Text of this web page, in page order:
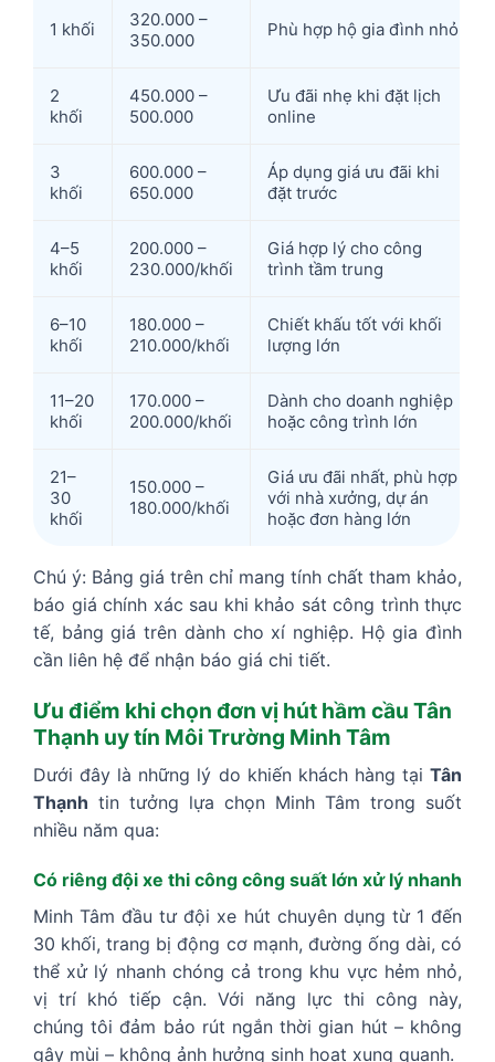
1 khối
320.000 –
350.000
Phù hợp hộ gia đình nhỏ
2
khối
450.000 –
500.000
Ưu đãi nhẹ khi đặt lịch
online
3
khối
600.000 –
650.000
Áp dụng giá ưu đãi khi
đặt trước
4–5
khối
200.000 –
230.000/khối
Giá hợp lý cho công
trình tầm trung
6–10
khối
180.000 –
210.000/khối
Chiết khấu tốt với khối
lượng lớn
11–20
khối
170.000 –
200.000/khối
Dành cho doanh nghiệp
hoặc công trình lớn
21–
30
khối
150.000 –
180.000/khối
Giá ưu đãi nhất, phù hợp
với nhà xưởng, dự án
hoặc đơn hàng lớn
Chú ý: Bảng giá trên chỉ mang tính chất tham khảo,
báo giá chính xác sau khi khảo sát công trình thực
tế, bảng giá trên dành cho xí nghiệp. Hộ gia đình
cần liên hệ để nhận báo giá chi tiết.
Ưu điểm khi chọn đơn vị hút hầm cầu Tân
Thạnh uy tín Môi Trường Minh Tâm
Dưới đây là những lý do khiến khách hàng tại Tân
Thạnh tin tưởng lựa chọn Minh Tâm trong suốt
nhiều năm qua:
Có riêng đội xe thi công công suất lớn xử lý nhanh
Minh Tâm đầu tư đội xe hút chuyên dụng từ 1 đến
30 khối, trang bị động cơ mạnh, đường ống dài, có
thể xử lý nhanh chóng cả trong khu vực hẻm nhỏ,
vị trí khó tiếp cận. Với năng lực thi công này,
chúng tôi đảm bảo rút ngắn thời gian hút – không
gây mùi – không ảnh hưởng sinh hoạt xung quanh.